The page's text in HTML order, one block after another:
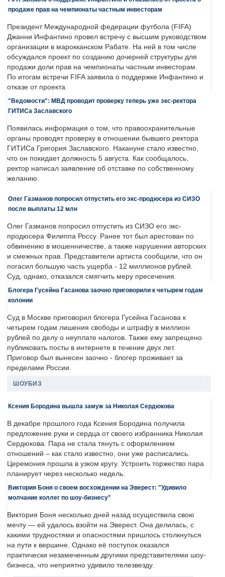
продаже прав на чемпионаты частным инвесторам
Президент Международной федерации футбола (FIFA)
Джанни Инфантино провел встречу с высшим руководством
организации в марокканском Рабате. На ней в том числе
обсуждался проект по созданию дочерней структуры для
продажи доли прав на чемпионаты частным инвесторам.
По итогам встречи FIFA заявила о поддержке Инфантино и
отказе от проекта.
"Ведомости": МВД проводит проверку теперь уже экс-ректора
ГИТИСа Заславского
Появилась информация о том, что правоохранительные
органы проводят проверку в отношении бывшего ректора
ГИТИСа Григория Заславского. Накануне стало известно,
что он покидает должность 5 августа. Как сообщалось,
ректор написал заявление об отставке по собственному
желанию.
Олег Газманов попросил отпустить его экс-продюсера из СИЗО
после выплаты 12 млн
Олег Газманов попросил отпустить из СИЗО его экс-
продюсера Филиппа Россу. Ранее тот был арестован по
обвинению в мошенничестве, а также нарушении авторских
и смежных прав. Представители артиста сообщили, что он
погасил большую часть ущерба - 12 миллионов рублей.
Суд, однако, отказался смягчить меру пресечения.
Блогера Гусейна Гасанова заочно приговорили к четырем годам
колонии
Суд в Москве приговорил блогера Гусейна Гасанова к
четырем годам лишения свободы и штрафу в миллион
рублей по делу о неуплате налогов. Также ему запрещено
публиковать посты в интернете в течение двух лет.
Приговор был вынесен заочно - блогер проживает за
пределами России.
ШОУБИЗ
Ксения Бородина вышла замуж за Николая Сердюкова
В декабре прошлого года Ксения Бородина получила
предложение руки и сердца от своего избранника Николая
Сердюкова. Пара не стала тянуть с оформлением
отношений – как стало известно, они уже расписались.
Церемония прошла в узком кругу. Устроить торжество пара
планирует через несколько недель.
Виктория Боня о своем восхождении на Эверест: "Удивило
молчание коллег по шоу-бизнесу"
Виктория Боня несколько дней назад осуществила свою
мечту — ей удалось взойти на Эверест. Она делилась, с
какими трудностями и опасностями пришлось столкнуться
на пути к вершине. Однако её поступок оказался
практически незамеченным другими представителями шоу-
бизнеса, что неприятно удивило телезвезду.